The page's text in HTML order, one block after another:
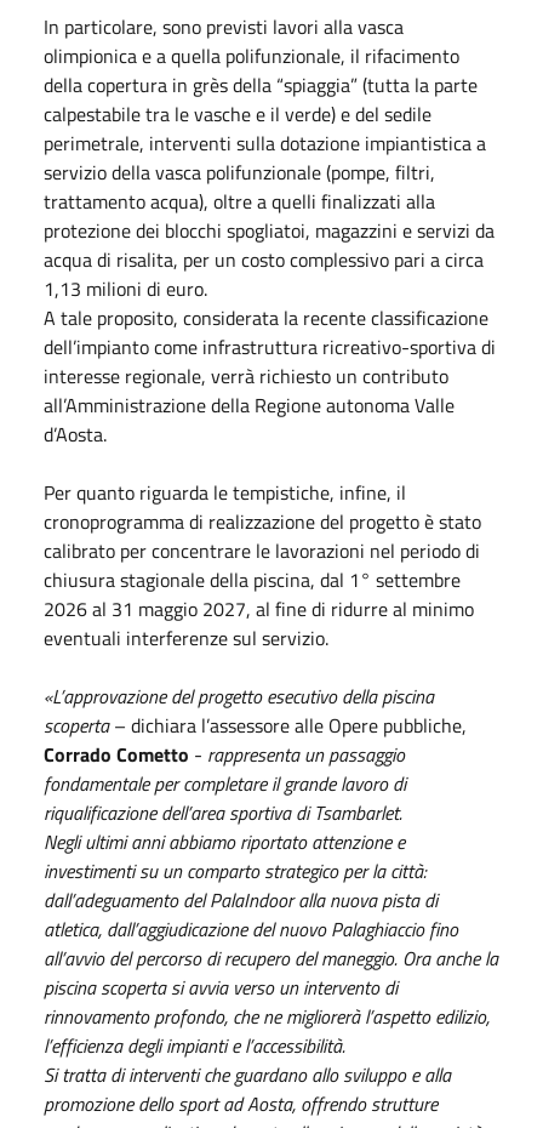
In particolare, sono previsti lavori alla vasca
olimpionica e a quella polifunzionale, il rifacimento
della copertura in grès della “spiaggia” (tutta la parte
calpestabile tra le vasche e il verde) e del sedile
perimetrale, interventi sulla dotazione impiantistica a
servizio della vasca polifunzionale (pompe, filtri,
trattamento acqua), oltre a quelli finalizzati alla
protezione dei blocchi spogliatoi, magazzini e servizi da
acqua di risalita, per un costo complessivo pari a circa
1,13 milioni di euro.
A tale proposito, considerata la recente classificazione
dell’impianto come infrastruttura ricreativo-sportiva di
interesse regionale, verrà richiesto un contributo
all’Amministrazione della Regione autonoma Valle
d’Aosta.
Per quanto riguarda le tempistiche, infine, il
cronoprogramma di realizzazione del progetto è stato
calibrato per concentrare le lavorazioni nel periodo di
chiusura stagionale della piscina, dal 1° settembre
2026 al 31 maggio 2027, al fine di ridurre al minimo
eventuali interferenze sul servizio.
«L’approvazione del progetto esecutivo della piscina
scoperta– dichiara l’assessore alle Opere pubbliche,
Corrado Cometto - rappresenta un passaggio
fondamentale per completare il grande lavoro di
riqualificazione dell’area sportiva di Tsambarlet.
Negli ultimi anni abbiamo riportato attenzione e
investimenti su un comparto strategico per la città:
dall’adeguamento del PalaIndoor alla nuova pista di
atletica, dall’aggiudicazione del nuovo Palaghiaccio fino
all’avvio del percorso di recupero del maneggio. Ora anche la
piscina scoperta si avvia verso un intervento di
rinnovamento profondo, che ne migliorerà l’aspetto edilizio,
l’efficienza degli impianti e l’accessibilità.
Si tratta di interventi che guardano allo sviluppo e alla
promozione dello sport ad Aosta, offrendo strutture